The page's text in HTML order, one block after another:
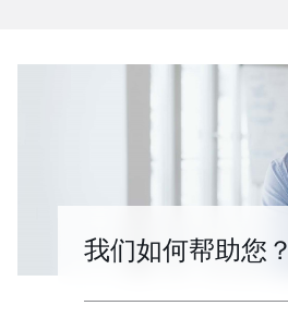
我们如何帮助您？